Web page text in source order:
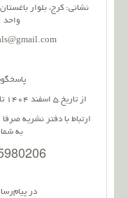
واحد 2
از تاریخ 5 اسفند 1404 تا 15 فروردین 1405
ارتباط با دفتر نشریه صرفا
به
در